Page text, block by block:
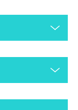
ございますのでご